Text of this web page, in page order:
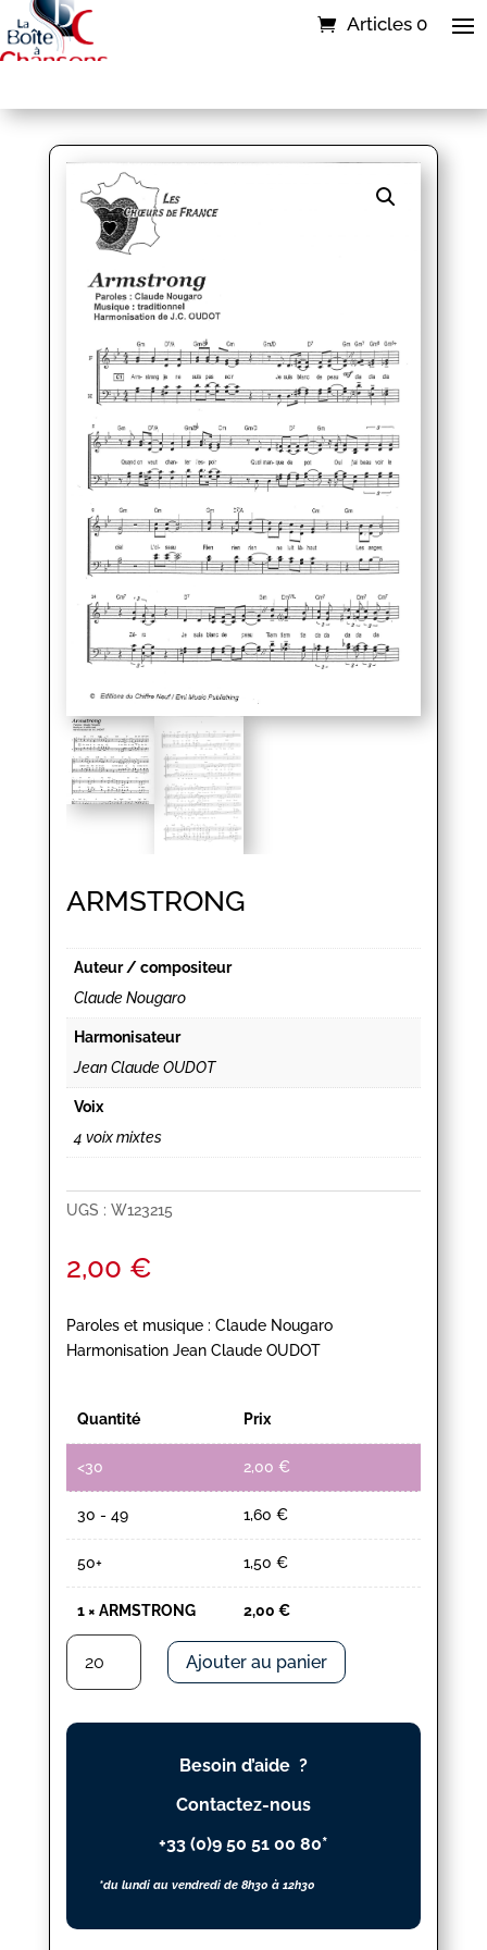
Articles 0
ARMSTRONG
Auteur / compositeur
Claude Nougaro
Harmonisateur
Jean Claude OUDOT
Voix
4 voix mixtes
UGS : W123215
2,00 €
Paroles et musique : Claude Nougaro
Harmonisation Jean Claude OUDOT
Quantité Prix
<30 2,00 €
30 - 49 1,60 €
50+ 1,50 €
1× ARMSTRONG 2,00 €
quantité
ARMSTRONG
Ajouter au panier
Besoin d’aide ?
Contactez-nous
+33 (0)9 50 51 00 80*
*du lundi au vendredi de 8h30 à 12h30